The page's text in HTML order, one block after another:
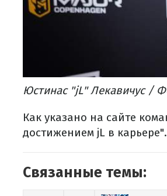
Юстинас "jL" Лекавичус /
Как указано на сайте
достижением jL в карьере".
Связанные темы: